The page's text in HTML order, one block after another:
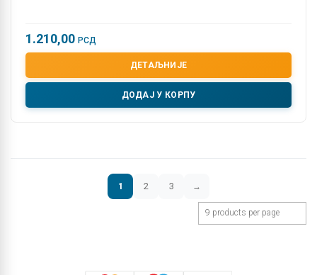
1.210,00 РСД
ДЕТАЉНИЈЕ
ДОДАЈ У КОРПУ
1 2 3 →